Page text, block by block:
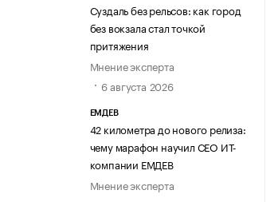
Суздаль без рельсов: как город
без вокзала стал точкой
притяжения
Мнение эксперта
6 августа 2026
ЕМДЕВ
42 километра до нового релиза:
чему марафон научил СЕО ИТ-
компании ЕМДЕВ
Мнение эксперта